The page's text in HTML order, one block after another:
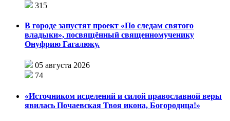
315
В городе запустят проект «По следам святого
владыки», посвящённый священномученику
Онуфрию Гагалюку.
05 августа 2026
74
«Источником исцелений и силой православной веры
явилась Почаевская Твоя икона, Богородица!»